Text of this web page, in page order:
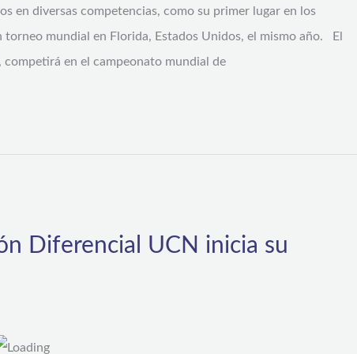
en diversas competencias, como su primer lugar en los
mundial en Florida, Estados Unidos, el mismo año. El
en el campeonato mundial de
Diferencial UCN inicia su